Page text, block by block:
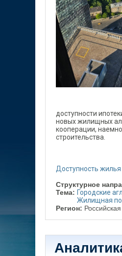
доступности
новых жилищных
кооперации,
строительства.
Доступность жилья
Структурное
Тема: Городские
Жилищная
Регион: